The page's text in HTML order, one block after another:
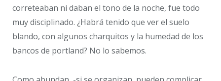
correteaban ni daban el tono de la noche, fue todo
muy disciplinado. ¿Habrá tenido que ver el suelo
blando, con algunos charquitos y la humedad de los
bancos de portland? No lo sabemos.